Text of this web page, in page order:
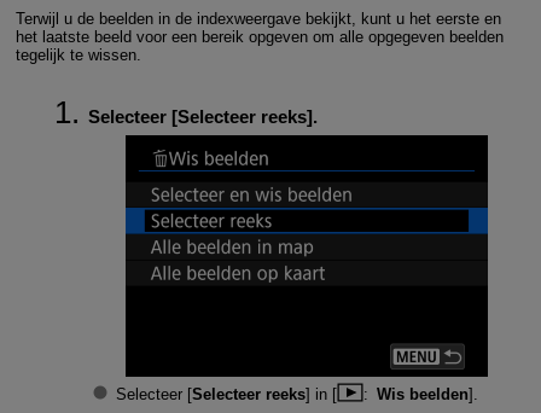
Terwijl u de beelden in de indexweergave bekijkt, kunt u het eerste en
het laatste beeld voor een bereik opgeven om alle opgegeven beelden
tegelijk te wissen.
Selecteer [Selecteer reeks].
Selecteer [Selecteer reeks] in [ : Wis beelden].